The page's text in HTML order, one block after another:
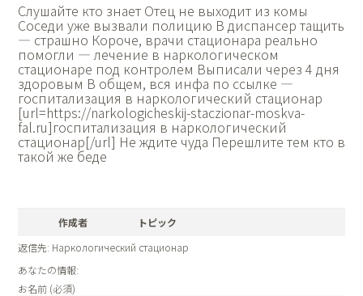
Слушайте кто знает Отец не выходит из комы
Соседи уже вызвали полицию В диспансер тащить
— страшно Короче, врачи стационара реально
помогли — лечение в наркологическом
стационаре под контролем Выписали через 4 дня
здоровым В общем, вся инфа по ссылке —
госпитализация в наркологический стационар
[url=https://narkologicheskij-staczionar-moskva-
fal.ru]госпитализация в наркологический
стационар[/url] Не ждите чуда Перешлите тем кто в
такой же беде
作成者
トピック
返信先: Наркологический стационар
あなたの情報:
お名前 (必須)